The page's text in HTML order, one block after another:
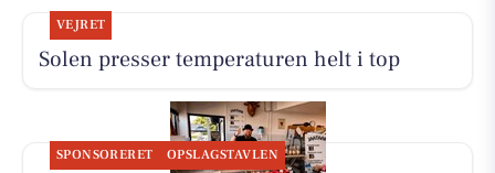
VEJRET
Solen presser temperaturen helt i top
SPONSORERET OPSLAGSTAVLEN